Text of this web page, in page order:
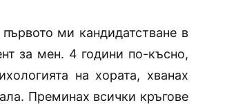
ми кандидатстване в
за мен. 4 години по-късно,
на хората, хванах
Преминах всички кръгове